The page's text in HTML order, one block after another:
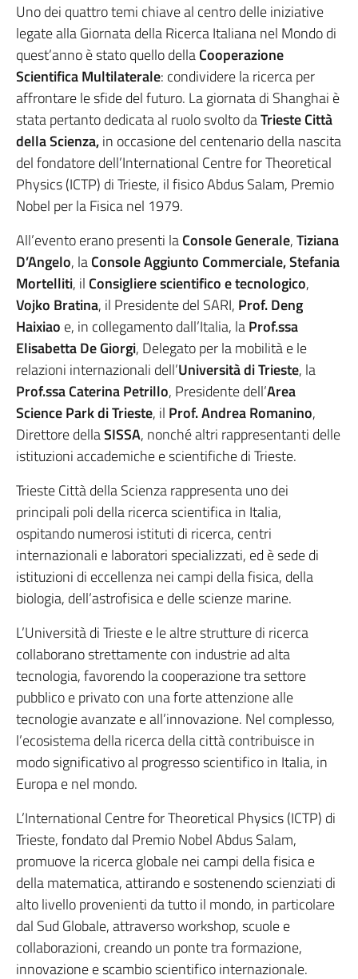
Uno dei quattro temi chiave al centro delle iniziative
legate alla Giornata della Ricerca Italiana nel Mondo di
quest’anno è stato quello dellaCooperazione
Scientifica Multilaterale: condividere la ricerca per
affrontare le sfide del futuro. La giornata di Shanghai è
stata pertanto dedicata al ruolo svolto daTrieste Città
della Scienza,in occasione del centenario della nascita
del fondatore dell’International Centre for Theoretical
Physics (ICTP) di Trieste, il fisico Abdus Salam, Premio
Nobel per la Fisica nel 1979.
All’evento erano presenti laConsole Generale,Tiziana
D’Angelo, laConsole Aggiunto Commerciale, Stefania
Mortelliti, il Consigliere scientifico e tecnologico,
Vojko Bratina, il Presidente del SARI, Prof. Deng
Haixiao e, in collegamento dall’Italia, laProf.ssa
Elisabetta De Giorgi, Delegato per la mobilità e le
relazioni internazionali dell’Università di Trieste, la
Prof.ssa Caterina Petrillo, Presidente dell’Area
Science Park di Trieste, il Prof. Andrea Romanino,
Direttore dellaSISSA, nonché altri rappresentanti delle
istituzioni accademiche e scientifiche di Trieste.
Trieste Città della Scienza rappresenta uno dei
principali poli della ricerca scientifica in Italia,
ospitando numerosi istituti di ricerca, centri
internazionali e laboratori specializzati, ed è sede di
istituzioni di eccellenza nei campi della fisica, della
biologia, dell’astrofisica e delle scienze marine.
L’Università di Trieste e le altre strutture di ricerca
collaborano strettamente con industrie ad alta
tecnologia, favorendo la cooperazione tra settore
pubblico e privato con una forte attenzione alle
tecnologie avanzate e all’innovazione. Nel complesso,
l’ecosistema della ricerca della città contribuisce in
modo significativo al progresso scientifico in Italia, in
Europa e nel mondo.
L’International Centre for Theoretical Physics (ICTP) di
Trieste, fondato dal Premio Nobel Abdus Salam,
promuove la ricerca globale nei campi della fisica e
della matematica, attirando e sostenendo scienziati di
alto livello provenienti da tutto il mondo, in particolare
dal Sud Globale, attraverso workshop, scuole e
collaborazioni, creando un ponte tra formazione,
innovazione e scambio scientifico internazionale.